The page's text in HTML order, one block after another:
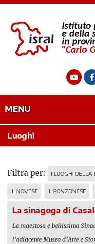
MENU
Luoghi
Filtra per: I LUOGHI DELLA
IL NOVESE IL PONZONESE
La sinagoga di
La maestosa e bellissima
l’adiacente Museo d’Arte e